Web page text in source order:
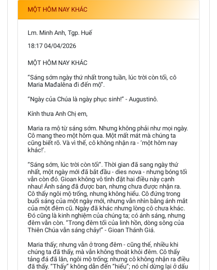
MỘT HÔM NAY KHÁC
Lm. Minh Anh, Tgp. Huế
18:17 04/04/2026
MỘT HÔM NAY KHÁC
“Sáng sớm ngày thứ nhất trong tuần, lúc trời còn tối, cô
Maria Mađalêna đi đến mộ”.
“Ngày của Chúa là ngày phục sinh!” - Augustinô.
Kính thưa Anh Chị em,
Maria ra mộ từ sáng sớm. Nhưng không phải như mọi ngày.
Cô mang theo một hôm qua. Một mất mát mà chúng ta
cũng biết rõ. Và vì thế, cô không nhận ra - ‘một hôm nay
khác!’.
“Sáng sớm, lúc trời còn tối”. Thời gian đã sang ngày thứ
nhất, một ngày mới đã bắt đầu - dies nova - nhưng bóng tối
vẫn còn đó. Gioan không vô tình đặt hai điều này cạnh
nhau! Ánh sáng đã được ban, nhưng chưa được nhận ra.
Cô thấy ngôi mộ trống, nhưng không hiểu. Cô đứng trong
buổi sáng của một ngày mới, nhưng vẫn nhìn bằng ánh mắt
của một đêm cũ. Ngày đã khác nhưng lòng cô chưa khác.
Đó cũng là kinh nghiệm của chúng ta; có ánh sáng, nhưng
đêm vẫn còn. “Trong đêm tối của linh hồn, dòng sông của
Thiên Chúa vẫn sáng chảy!” - Gioan Thánh Giá.
Maria thấy; nhưng vẫn ở trong đêm - cũng thế, nhiều khi
chúng ta đã thấy, mà vẫn không thoát khỏi đêm. Cô thấy
tảng đá đã lăn, ngôi mộ trống; nhưng cô không nhận ra điều
đã thấy. “Thấy” không dẫn đến “hiểu”; nó chỉ dừng lại ở dấu